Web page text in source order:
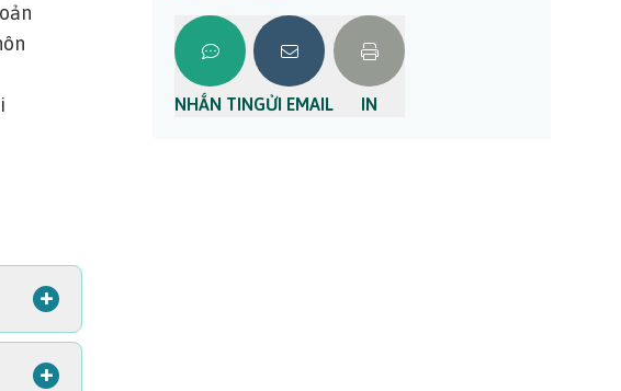
+
+
NHẮN TINGỬI EMAIL IN